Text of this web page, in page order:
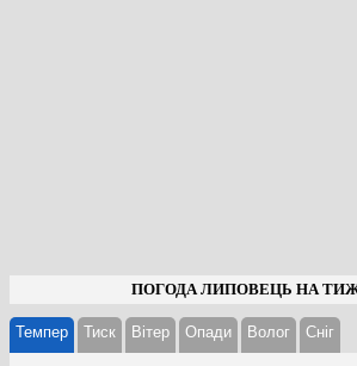
ПОГОДА ЛИПОВЕЦЬ НА
Темпер Тиск Вітер Опади Волог Cніг